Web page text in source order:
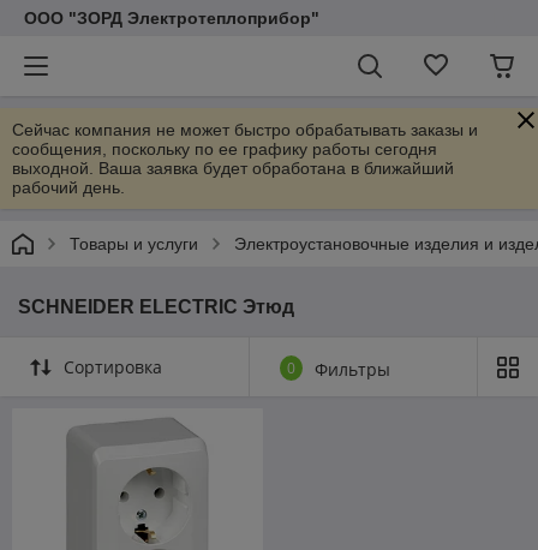
ООО "ЗОРД Электротеплоприбор"
Сейчас компания не может быстро обрабатывать заказы и
сообщения, поскольку по ее графику работы сегодня
выходной. Ваша заявка будет обработана в ближайший
рабочий день.
Товары и услуги Электроустановочные изделия и
SCHNEIDER ELECTRIC Этюд
Сортировка 0 Фильтры